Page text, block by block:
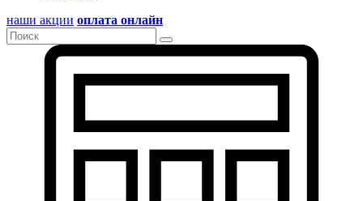
наши акции оплата онлайн